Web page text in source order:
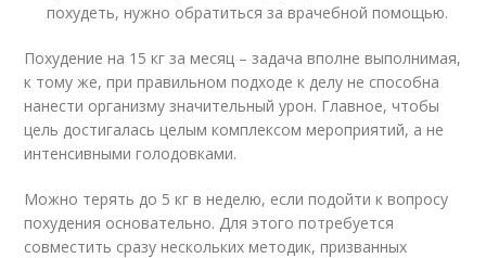
похудеть, нужно обратиться за врачебной помощью.
Похудение на 15 кг за месяц – задача вполне выполнимая,
к тому же, при правильном подходе к делу не способна
нанести организму значительный урон. Главное, чтобы
цель достигалась целым комплексом мероприятий, а не
интенсивными голодовками.
Можно терять до 5 кг в неделю, если подойти к вопросу
похудения основательно. Для этого потребуется
совместить сразу нескольких методик, призванных